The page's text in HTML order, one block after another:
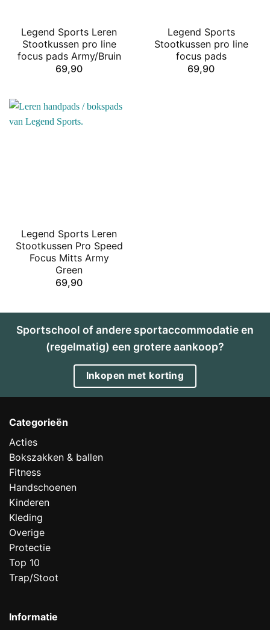
Legend Sports Leren
Stootkussen pro line
focus pads Army/Bruin
69,90
Legend Sports
Stootkussen pro line
focus pads
69,90
Legend Sports Leren
Stootkussen Pro Speed
Focus Mitts Army
Green
69,90
Sportschool of andere sportaccommodatie en
(regelmatig) een grotere aankoop?
Inkopen met korting
Categorieën
Acties
Bokszakken & ballen
Fitness
Handschoenen
Kinderen
Kleding
Overige
Protectie
Top 10
Trap/Stoot
Informatie